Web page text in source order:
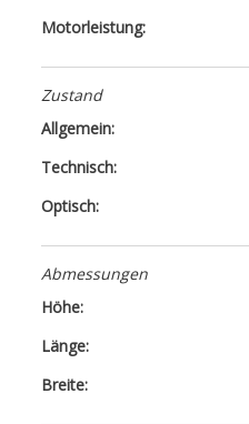
Motorleistung:
Zustand
Allgemein:
Technisch:
Optisch:
Abmessungen
Höhe:
Länge:
Breite: